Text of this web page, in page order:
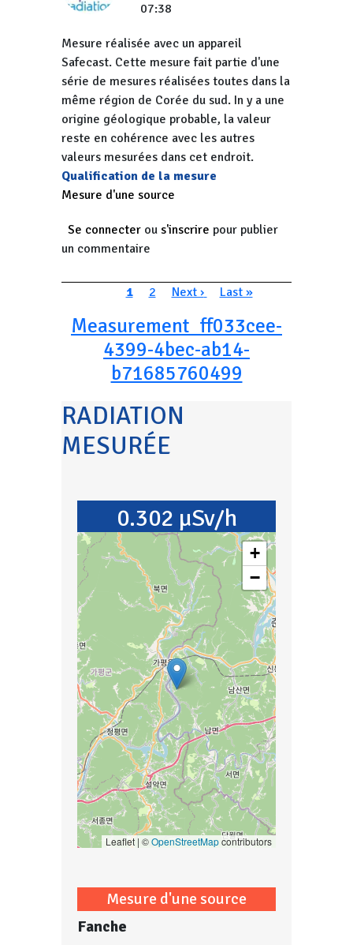
07:38
Mesure réalisée avec un appareil
Safecast. Cette mesure fait partie d'une
série de mesures réalisées toutes dans la
même région de Corée du sud. In y a une
origine géologique probable, la valeur
reste en cohérence avec les autres
valeurs mesurées dans cet endroit.
Qualification de la mesure
Mesure d'une source
Se connecter ou s'inscrire pour publier
un commentaire
PaginationPage courante
1 Page
2 Page suivante
Next › Dernière page
Last »
Measurement_ff033cee-
4399-4bec-ab14-
b71685760499
RADIATION
MESURÉE
0.302 µSv/h
+
−
Leaflet | ©OpenStreetMapcontributors
Mesure d'une source
Fanche